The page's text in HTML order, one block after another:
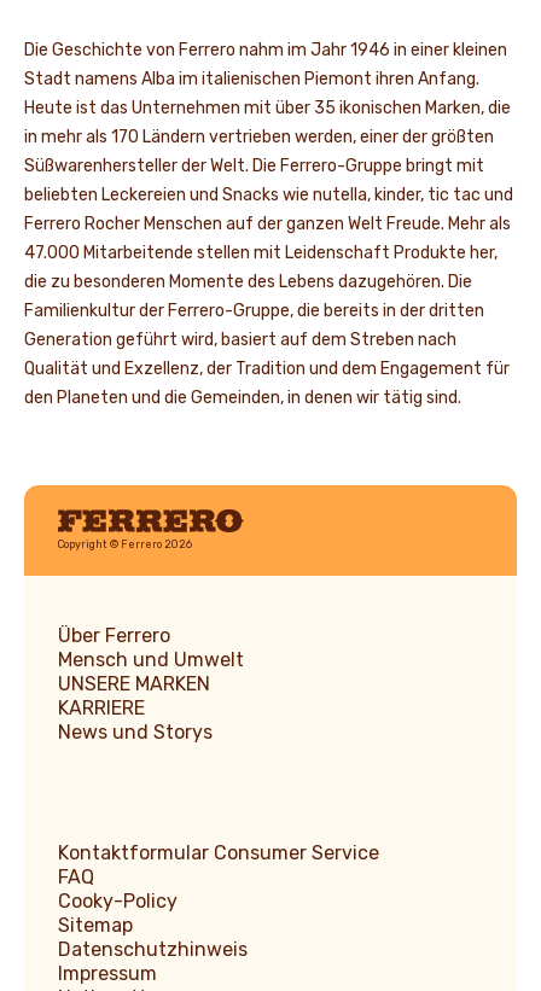
Die Geschichte von Ferrero nahm im Jahr 1946 in einer kleinen
Stadt namens Alba im italienischen Piemont ihren Anfang.
Heute ist das Unternehmen mit über 35 ikonischen Marken, die
in mehr als 170 Ländern vertrieben werden, einer der größten
Süßwarenhersteller der Welt. Die Ferrero-Gruppe bringt mit
beliebten Leckereien und Snacks wie nutella, kinder, tic tac und
Ferrero Rocher Menschen auf der ganzen Welt Freude. Mehr als
47.000 Mitarbeitende stellen mit Leidenschaft Produkte her,
die zu besonderen Momente des Lebens dazugehören. Die
Familienkultur der Ferrero-Gruppe, die bereits in der dritten
Generation geführt wird, basiert auf dem Streben nach
Qualität und Exzellenz, der Tradition und dem Engagement für
den Planeten und die Gemeinden, in denen wir tätig sind.
Ferrero
Copyright © Ferrero 2026
Über Ferrero
Mensch und Umwelt
UNSERE MARKEN
KARRIERE
News und Storys
Kontaktformular Consumer Service
FAQ
Cooky-Policy
Sitemap
Datenschutzhinweis
Impressum